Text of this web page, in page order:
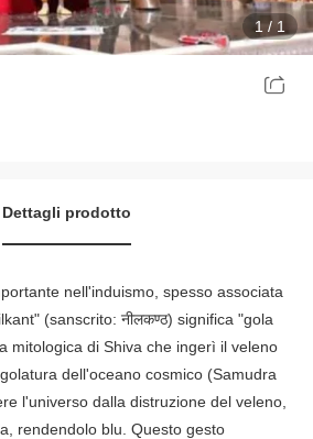
di Baoding
1 / 1
Dettagli prodotto
nell'induismo, spesso associata
(sanscrito: नीलकण्ठ) significa "gola
mitologica di Shiva che ingerì il veleno
dell'oceano cosmico (Samudra
l'universo dalla distruzione del veleno,
rendendolo blu. Questo gesto